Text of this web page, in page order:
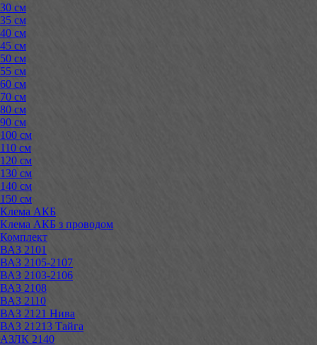
30 см
35 см
40 см
45 см
50 см
55 см
60 см
70 см
80 см
90 см
100 см
110 см
120 см
130 см
140 см
150 см
Клема АКБ
Клема АКБ з проводом
Комплект
ВАЗ 2101
ВАЗ 2105-2107
ВАЗ 2103-2106
ВАЗ 2108
ВАЗ 2110
ВАЗ 2121 Нива
ВАЗ 21213 Тайга
АЗЛК 2140